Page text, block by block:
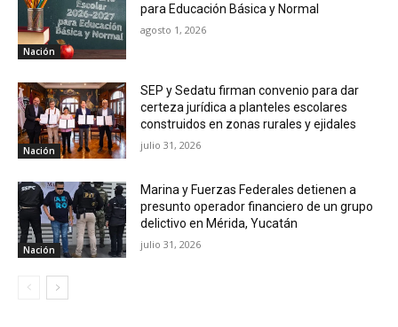
Nación
para Educación Básica y Normal
agosto 1, 2026
Nación
SEP y Sedatu firman convenio para dar
certeza jurídica a planteles escolares
construidos en zonas rurales y ejidales
julio 31, 2026
Nación
Marina y Fuerzas Federales detienen a
presunto operador financiero de un grupo
delictivo en Mérida, Yucatán
julio 31, 2026